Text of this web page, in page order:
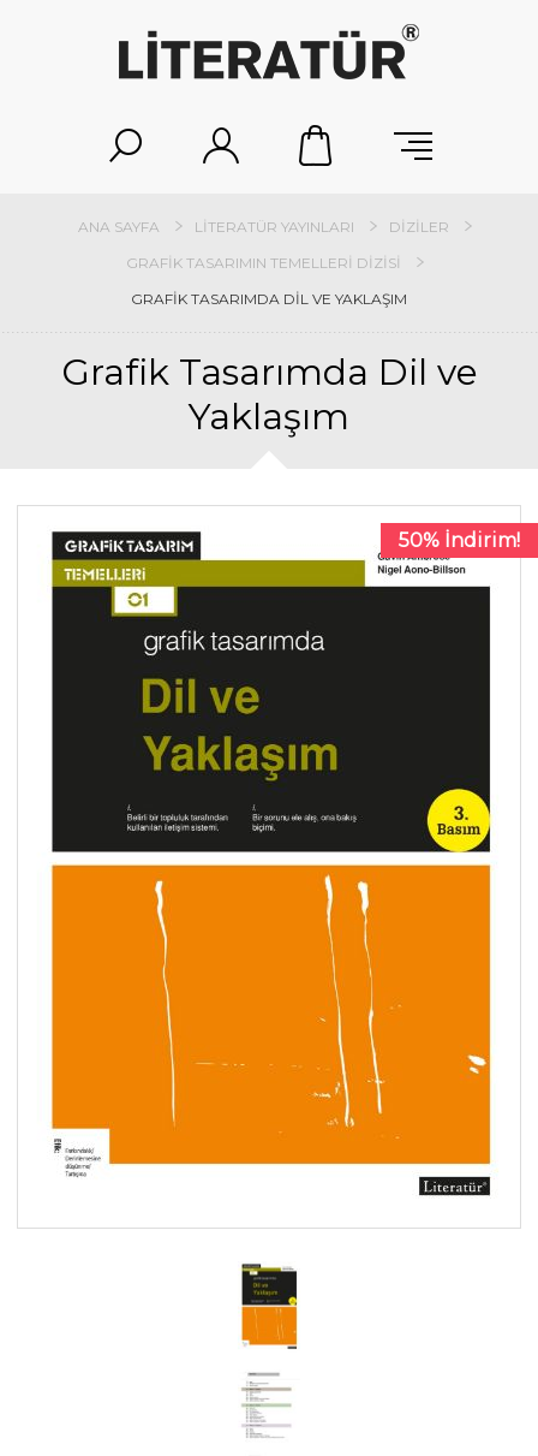
ANA SAYFA LITERATÜR YAYINLARI
DIZILER
GRAFIK TASARIMIN TEMELLERI DIZISI
GRAFIK TASARIMDA DIL VE YAKLAŞIM
Grafik Tasarımda Dil ve
Yaklaşım
50% İndirim!